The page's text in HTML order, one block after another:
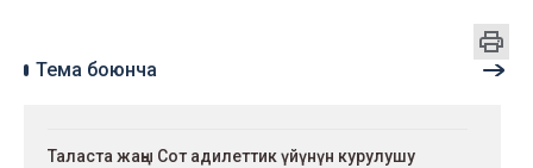
Тема боюнча
Таласта жаңы Сот адилеттик үйүнүн курулушу